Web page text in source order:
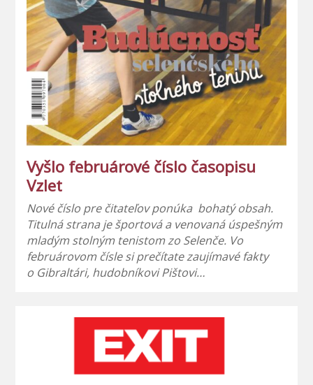
Vyšlo februárové číslo časopisu
Vzlet
Nové číslo pre čitateľov ponúka bohatý obsah.
Titulná strana je športová a venovaná úspešným
mladým stolným tenistom zo Selenče. Vo
februárovom čísle si prečítate zaujímavé fakty
o Gibraltári, hudobníkovi Pištovi…